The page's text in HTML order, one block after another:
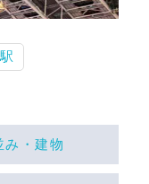
み・建物